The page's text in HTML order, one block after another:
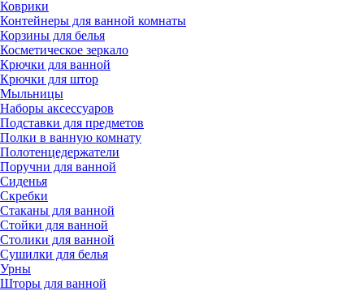
Коврики
Контейнеры для ванной комнаты
Корзины для белья
Косметическое зеркало
Крючки для ванной
Крючки для штор
Мыльницы
Наборы аксессуаров
Подставки для предметов
Полки в ванную комнату
Полотенцедержатели
Поручни для ванной
Сиденья
Скребки
Стаканы для ванной
Стойки для ванной
Столики для ванной
Сушилки для белья
Урны
Шторы для ванной